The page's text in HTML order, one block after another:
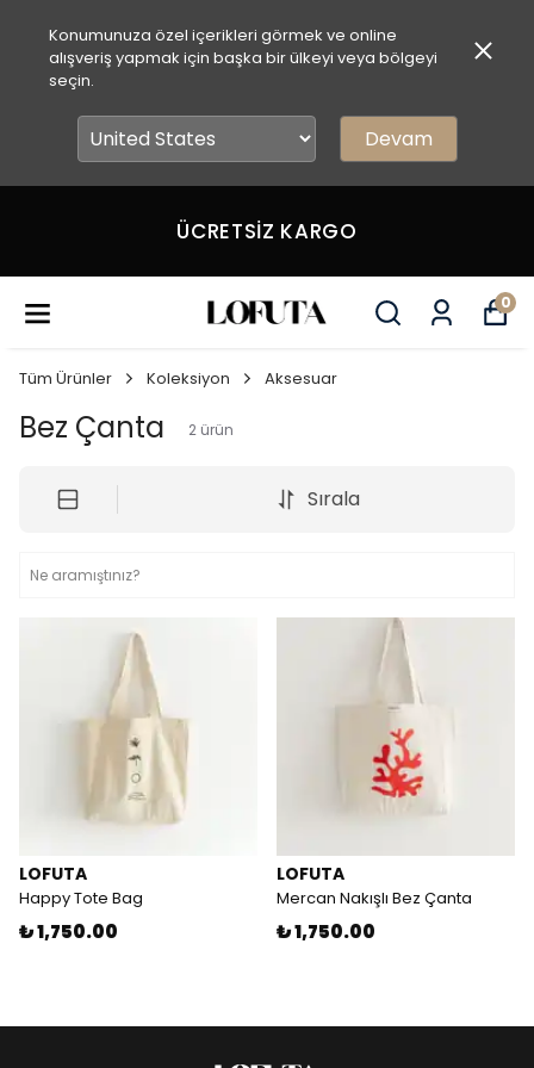
Konumunuza özel içerikleri görmek ve online
alışveriş yapmak için başka bir ülkeyi veya bölgeyi
seçin.
Devam
ÜCRETSİZ KARGO
0
Tüm Ürünler Koleksiyon Aksesuar
Bez Çanta 2 ürün
Sırala
LOFUTA
Happy Tote Bag
₺ 1,750.00
LOFUTA
Mercan Nakışlı Bez Çanta
₺ 1,750.00